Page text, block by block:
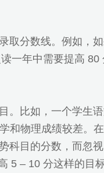
取分数线。例如，
一年中需要提高
。比如，一个学生
和物理成绩较差。
科目的分数，而忽
5 – 10 分这样的目